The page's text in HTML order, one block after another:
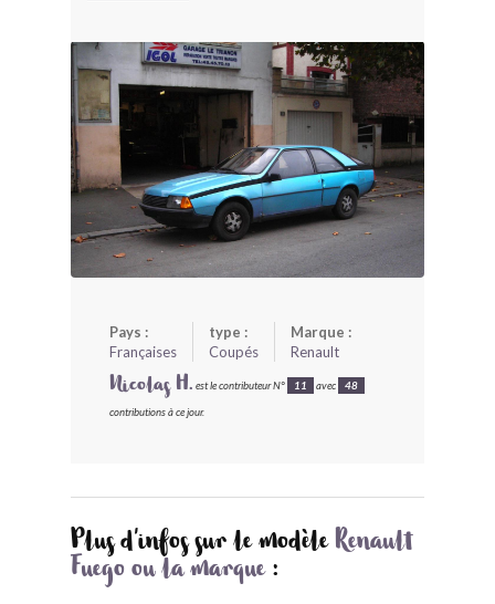
BONJOURLAVIEILLE ?
MODÈLES ET MARQUES
COMMENT FONCTIONNE BLV ?
Pays :
Françaises
type :
Coupés
Marque :
Renault
Nicolas H. est le contributeur N° 11 avec 48
contributions à ce jour.
Plus d'infos sur le modèle Renault
Fuego ou la marque: